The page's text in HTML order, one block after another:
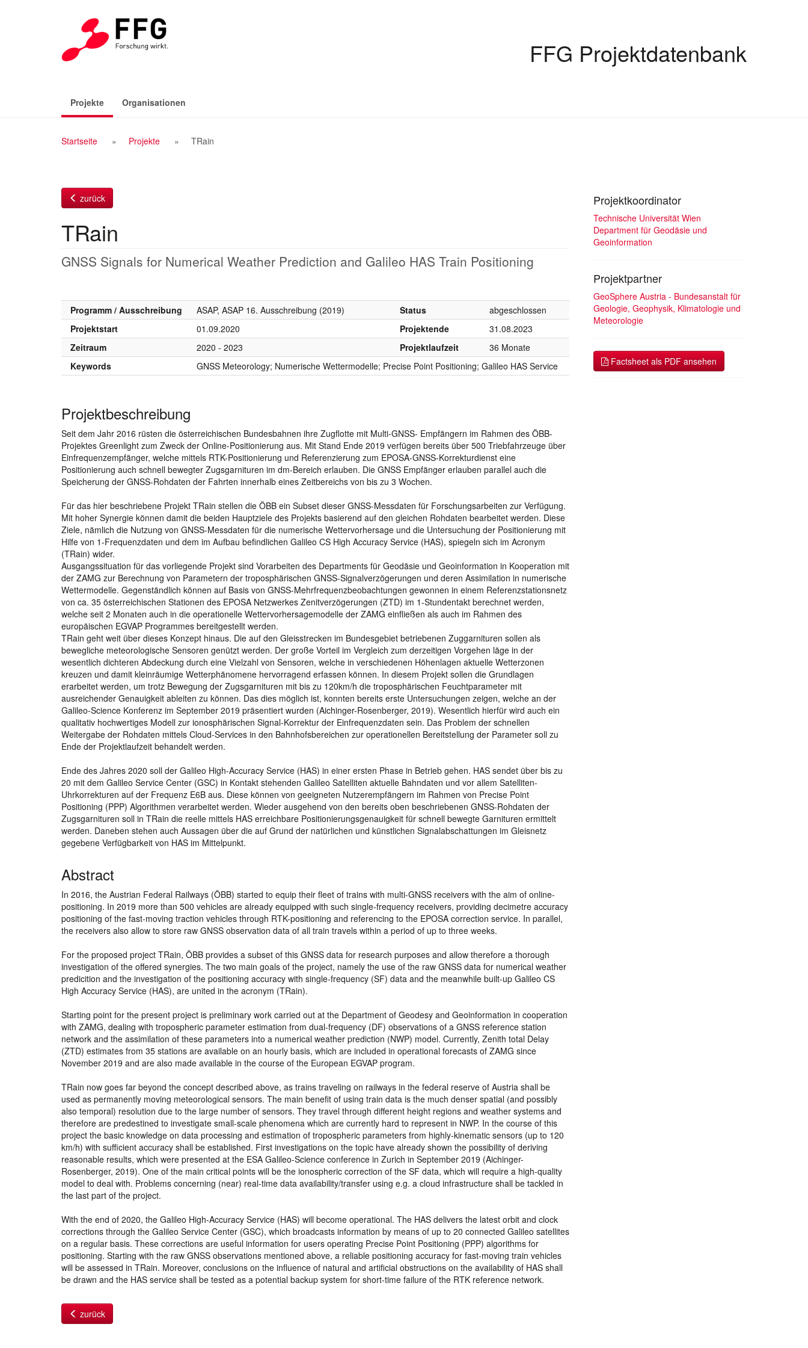
FFG Projektdatenbank
Projekte(aktiv)Organisationen
Breadcrumb
Startseite Projekte TRain
zurück
TRain
GNSS Signals for Numerical Weather Prediction and Galileo HAS Train Positioning
Programm / Ausschreibung ASAP, ASAP 16. Ausschreibung (2019) Status
abgeschlossen
Projektstart
01.09.2020 Projektende
31.08.2023
Zeitraum
2020 - 2023 Projektlaufzeit
36 Monate
Keywords
GNSS Meteorology; Numerische Wettermodelle; Precise Point Positioning; Galileo HAS Service
Projektbeschreibung
Seit dem Jahr 2016 rüsten die österreichischen Bundesbahnen ihre Zugflotte mit Multi-GNSS- Empfängern im Rahmen des ÖBB-
Projektes Greenlight zum Zweck der Online-Positionierung aus. Mit Stand Ende 2019 verfügen bereits über 500 Triebfahrzeuge über
Einfrequenzempfänger, welche mittels RTK-Positionierung und Referenzierung zum EPOSA-GNSS-Korrekturdienst eine
Positionierung auch schnell bewegter Zugsgarnituren im dm-Bereich erlauben. Die GNSS Empfänger erlauben parallel auch die
Speicherung der GNSS-Rohdaten der Fahrten innerhalb eines Zeitbereichs von bis zu 3 Wochen.
Für das hier beschriebene Projekt TRain stellen die ÖBB ein Subset dieser GNSS-Messdaten für Forschungsarbeiten zur Verfügung.
Mit hoher Synergie können damit die beiden Hauptziele des Projekts basierend auf den gleichen Rohdaten bearbeitet werden. Diese
Ziele, nämlich die Nutzung von GNSS-Messdaten für die numerische Wettervorhersage und die Untersuchung der Positionierung mit
Hilfe von 1-Frequenzdaten und dem im Aufbau befindlichen Galileo CS High Accuracy Service (HAS), spiegeln sich im Acronym
(TRain) wider.
Ausgangssituation für das vorliegende Projekt sind Vorarbeiten des Departments für Geodäsie und Geoinformation in Kooperation mit
der ZAMG zur Berechnung von Parametern der troposphärischen GNSS-Signalverzögerungen und deren Assimilation in numerische
Wettermodelle. Gegenständlich können auf Basis von GNSS-Mehrfrequenzbeobachtungen gewonnen in einem Referenzstationsnetz
von ca. 35 österreichischen Stationen des EPOSA Netzwerkes Zenitverzögerungen (ZTD) im 1-Stundentakt berechnet werden,
welche seit 2 Monaten auch in die operationelle Wettervorhersagemodelle der ZAMG einfließen als auch im Rahmen des
europäischen EGVAP Programmes bereitgestellt werden.
TRain geht weit über dieses Konzept hinaus. Die auf den Gleisstrecken im Bundesgebiet betriebenen Zuggarnituren sollen als
bewegliche meteorologische Sensoren genützt werden. Der große Vorteil im Vergleich zum derzeitigen Vorgehen läge in der
wesentlich dichteren Abdeckung durch eine Vielzahl von Sensoren, welche in verschiedenen Höhenlagen aktuelle Wetterzonen
kreuzen und damit kleinräumige Wetterphänomene hervorragend erfassen können. In diesem Projekt sollen die Grundlagen
erarbeitet werden, um trotz Bewegung der Zugsgarnituren mit bis zu 120km/h die troposphärischen Feuchtparameter mit
ausreichender Genauigkeit ableiten zu können. Das dies möglich ist, konnten bereits erste Untersuchungen zeigen, welche an der
Galileo-Science Konferenz im September 2019 präsentiert wurden (Aichinger-Rosenberger, 2019). Wesentlich hierfür wird auch ein
qualitativ hochwertiges Modell zur ionosphärischen Signal-Korrektur der Einfrequenzdaten sein. Das Problem der schnellen
Weitergabe der Rohdaten mittels Cloud-Services in den Bahnhofsbereichen zur operationellen Bereitstellung der Parameter soll zu
Ende der Projektlaufzeit behandelt werden.
Ende des Jahres 2020 soll der Galileo High-Accuracy Service (HAS) in einer ersten Phase in Betrieb gehen. HAS sendet über bis zu
20 mit dem Galileo Service Center (GSC) in Kontakt stehenden Galileo Satelliten aktuelle Bahndaten und vor allem Satelliten-
Uhrkorrekturen auf der Frequenz E6B aus. Diese können von geeigneten Nutzerempfängern im Rahmen von Precise Point
Positioning (PPP) Algorithmen verarbeitet werden. Wieder ausgehend von den bereits oben beschriebenen GNSS-Rohdaten der
Zugsgarnituren soll in TRain die reelle mittels HAS erreichbare Positionierungsgenauigkeit für schnell bewegte Garnituren ermittelt
werden. Daneben stehen auch Aussagen über die auf Grund der natürlichen und künstlichen Signalabschattungen im Gleisnetz
gegebene Verfügbarkeit von HAS im Mittelpunkt.
Abstract
In 2016, the Austrian Federal Railways (ÖBB) started to equip their fleet of trains with multi-GNSS receivers with the aim of online-
positioning. In 2019 more than 500 vehicles are already equipped with such single-frequency receivers, providing decimetre accuracy
positioning of the fast-moving traction vehicles through RTK-positioning and referencing to the EPOSA correction service. In parallel,
the receivers also allow to store raw GNSS observation data of all train travels within a period of up to three weeks.
For the proposed project TRain, ÖBB provides a subset of this GNSS data for research purposes and allow therefore a thorough
investigation of the offered synergies. The two main goals of the project, namely the use of the raw GNSS data for numerical weather
predicition and the investigation of the positioning accuracy with single-frequency (SF) data and the meanwhile built-up Galileo CS
High Accuracy Service (HAS), are united in the acronym (TRain).
Starting point for the present project is preliminary work carried out at the Department of Geodesy and Geoinformation in cooperation
with ZAMG, dealing with tropospheric parameter estimation from dual-frequency (DF) observations of a GNSS reference station
network and the assimilation of these parameters into a numerical weather prediction (NWP) model. Currently, Zenith total Delay
(ZTD) estimates from 35 stations are available on an hourly basis, which are included in operational forecasts of ZAMG since
November 2019 and are also made available in the course of the European EGVAP program.
TRain now goes far beyond the concept described above, as trains traveling on railways in the federal reserve of Austria shall be
used as permanently moving meteorological sensors. The main benefit of using train data is the much denser spatial (and possibly
also temporal) resolution due to the large number of sensors. They travel through different height regions and weather systems and
therefore are predestined to investigate small-scale phenomena which are currently hard to represent in NWP. In the course of this
project the basic knowledge on data processing and estimation of tropospheric parameters from highly-kinematic sensors (up to 120
km/h) with sufficient accuracy shall be established. First investigations on the topic have already shown the possibility of deriving
reasonable results, which were presented at the ESA Galileo-Science conference in Zurich in September 2019 (Aichinger-
Rosenberger, 2019). One of the main critical points will be the ionospheric correction of the SF data, which will require a high-quality
model to deal with. Problems concerning (near) real-time data availability/transfer using e.g. a cloud infrastructure shall be tackled in
the last part of the project.
With the end of 2020, the Galileo High-Accuracy Service (HAS) will become operational. The HAS delivers the latest orbit and clock
corrections through the Galileo Service Center (GSC), which broadcasts information by means of up to 20 connected Galileo satellites
on a regular basis. These corrections are useful information for users operating Precise Point Positioning (PPP) algorithms for
positioning. Starting with the raw GNSS observations mentioned above, a reliable positioning accuracy for fast-moving train vehicles
will be assessed in TRain. Moreover, conclusions on the influence of natural and artificial obstructions on the availability of HAS shall
be drawn and the HAS service shall be tested as a potential backup system for short-time failure of the RTK reference network.
zurück
Projektkoordinator
Technische Universität Wien
Department für Geodäsie und
Geoinformation
Projektpartner
GeoSphere Austria - Bundesanstalt für
Geologie, Geophysik, Klimatologie und
Meteorologie
Factsheet als PDF ansehen